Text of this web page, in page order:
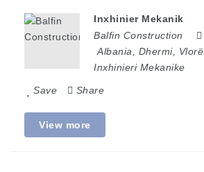
Inxhinier Mekanik
Balfin Construction
Albania
Dhermi, Vlorë
Inxhinieri Mekanike
Save Share
View more